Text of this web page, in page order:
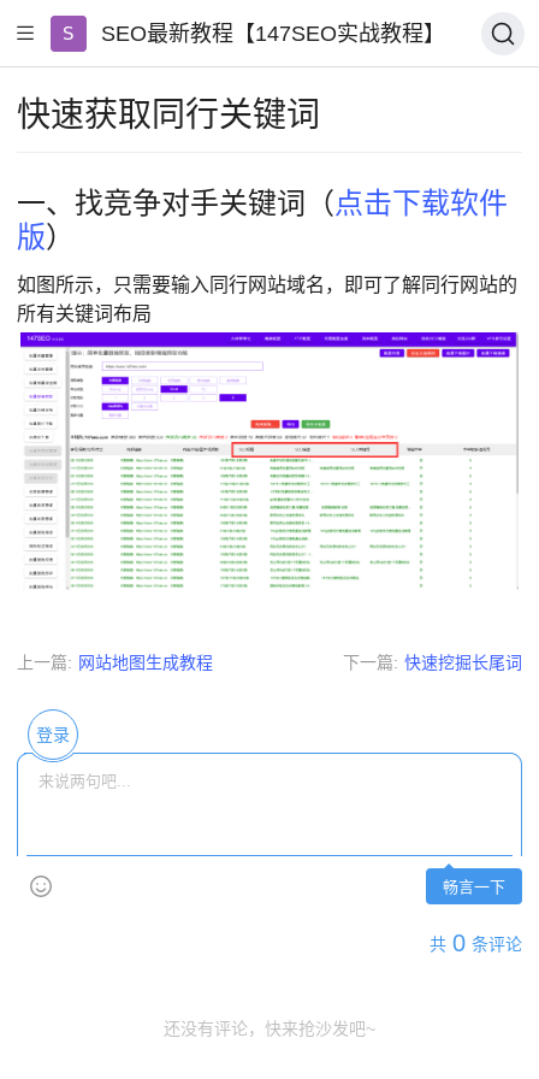
SEO最新教程【147SEO实战教程】
快速获取同行关键词
一、找竞争对手关键词（点击下载软件
版）
如图所示，只需要输入同行网站域名，即可了解同行网站的
所有关键词布局
上一篇: 网站地图生成教程 下一篇: 快速挖掘长尾词
登录
畅言一下
共 0 条评论
还没有评论，快来抢沙发吧~